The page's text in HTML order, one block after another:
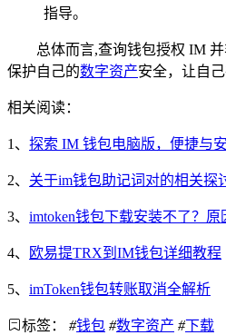
指导。
总体而言,查询钱包授权 IM
保护自己的数字资产安全，让自
相关阅读：
1、 探索 IM 钱包电脑版，便捷与
2、 关于im钱包助记词对的相关探
3、 imtoken钱包下载安装不了？
4、 欧易提TRX到IM钱包详细教程
5、 imToken钱包转账取消全解析
标签： #钱包 #数字资产 #下载